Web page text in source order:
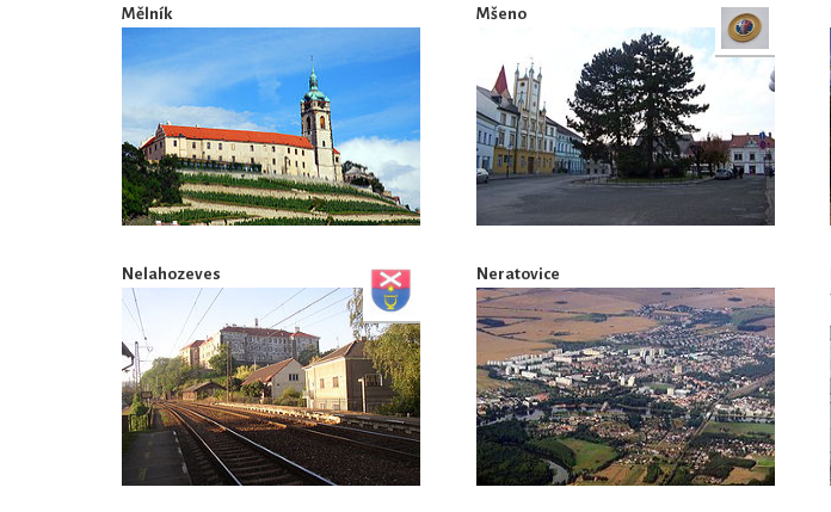
Mělník Mšeno
Nelahozeves Neratovice